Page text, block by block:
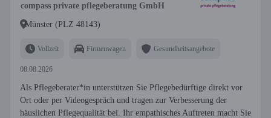
compass private pflegeberatung GmbH
Münster (PLZ 48143)
Vollzeit Firmenwagen Gesundheitsangebote
08.08.2026
Als Pflegeberater*in unterstützen Sie Pflegebedürftige direkt vor
Ort oder per Videogespräch und tragen zur Verbesserung der
häuslichen Pflegequalität bei. Ihr empathisches Auftreten macht Sie